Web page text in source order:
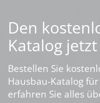
Den
Katalog
Bestellen Sie
Hausbau-Katalog
erfahren Sie alles